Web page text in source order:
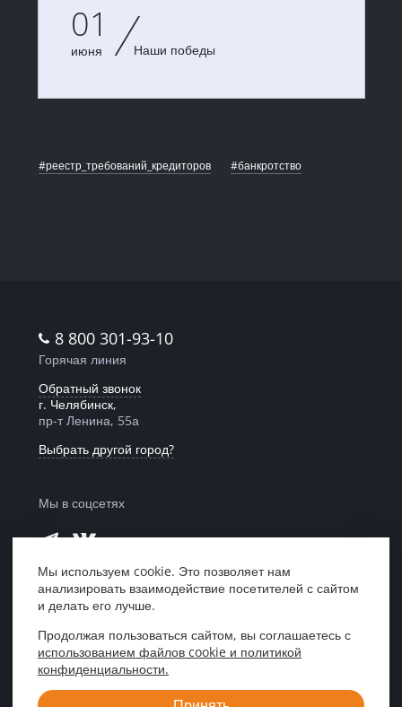
01
июня Наши победы
#реестр_требований_кредиторов #банкротство
8 800 301-93-10
Горячая линия
Обратный звонок
г. Челябинск,
пр-т Ленина, 55а
Выбрать другой город?
Мы в соцсетях
Мы в рейтинге
«Право 300»
Центр правовой поддержки «ЮрИнвест»,
Кемерово, 2007—2026
Мы используем cookie. Это позволяет нам
анализировать взаимодействие посетителей с сайтом
и делать его лучше.
Продолжая пользоваться сайтом, вы соглашаетесь с
использованием файлов cookie и политикой
конфиденциальности.